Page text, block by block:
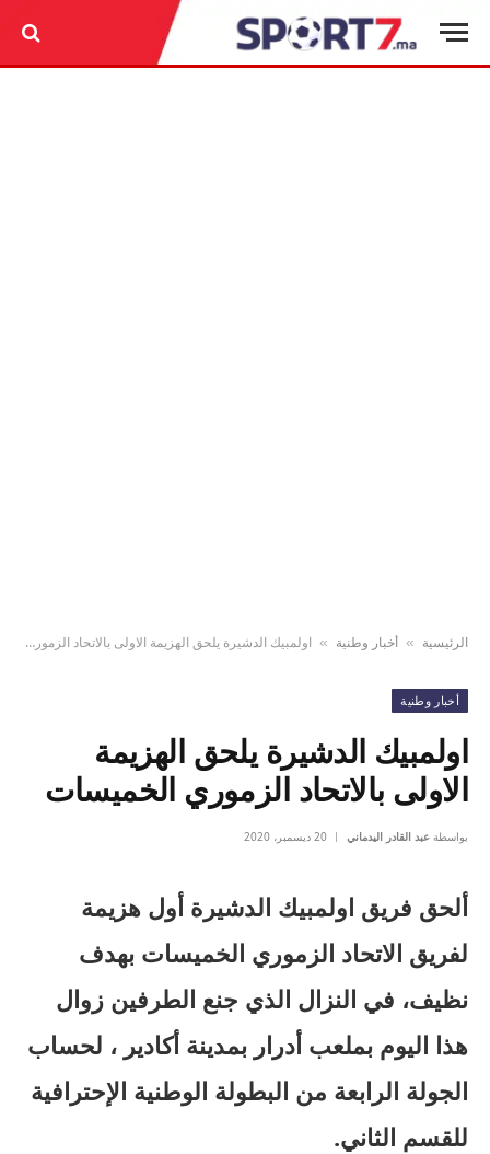
الرئيسية » أخبار وطنية » اولمبيك الدشيرة يلحق الهزيمة الاولى بالاتحاد الزموري الخميسات
أخبار وطنية
اولمبيك الدشيرة يلحق الهزيمة
الاولى بالاتحاد الزموري الخميسات
بواسطة عبد القادر اليدماني 20 ديسمبر، 2020
ألحق فريق اولمبيك الدشيرة أول هزيمة
لفريق الاتحاد الزموري الخميسات بهدف
نظيف، في النزال الذي جنع الطرفين زوال
هذا اليوم بملعب أدرار بمدينة أكادير ، لحساب
الجولة الرابعة من البطولة الوطنية الإحترافية
للقسم الثاني.